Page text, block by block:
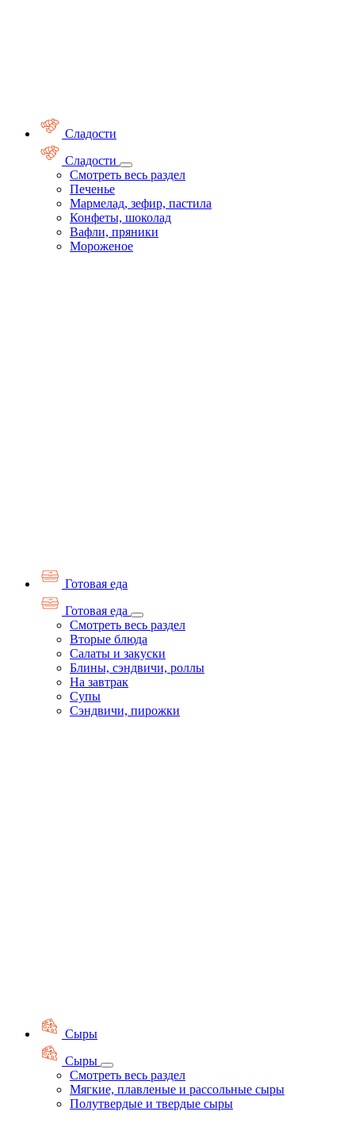
Сладости
Сладости
Смотреть весь раздел
Печенье
Мармелад, зефир, пастила
Конфеты, шоколад
Вафли, пряники
Мороженое
Готовая еда
Готовая еда
Смотреть весь раздел
Вторые блюда
Салаты и закуски
Блины, сэндвичи, роллы
На завтрак
Супы
Сэндвичи, пирожки
Сыры
Сыры
Смотреть весь раздел
Мягкие, плавленые и рассольные сыры
Полутвердые и твердые сыры